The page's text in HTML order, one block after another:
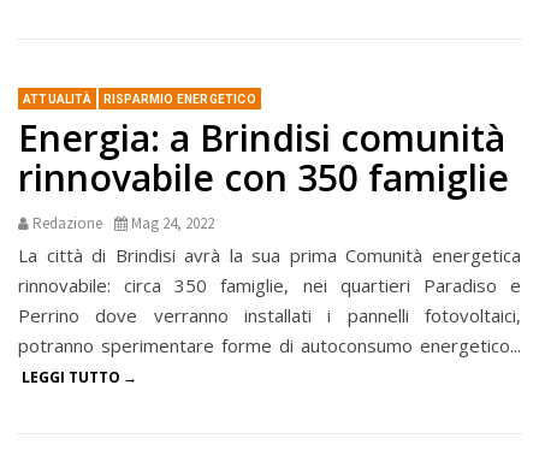
ATTUALITÀ RISPARMIO ENERGETICO
Energia: a Brindisi comunità
rinnovabile con 350 famiglie
Redazione Mag 24, 2022
La città di Brindisi avrà la sua prima Comunità energetica
rinnovabile: circa 350 famiglie, nei quartieri Paradiso e
Perrino dove verranno installati i pannelli fotovoltaici,
potranno sperimentare forme di autoconsumo energetico...
LEGGI TUTTO